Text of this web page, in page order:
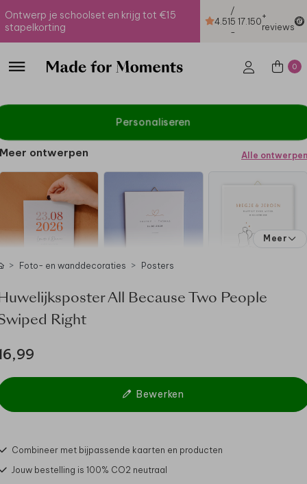
Ontwerp je schoolset en krijg tot €15
stapelkorting
4.51
/
5
-
17.150+
reviews
0
Personaliseren
Meer ontwerpen Alle ontwerpen
Meer
Foto- en wanddecoraties Posters
All Because Two People
Right
Bewerken
Combineer met bijpassende kaarten en producten
Jouw bestelling is 100% CO2 neutraal